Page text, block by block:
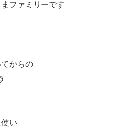
ファミリーです
からの
い